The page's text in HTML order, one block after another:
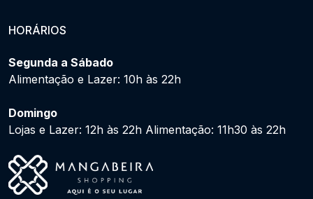
HORÁRIOS
Segunda a Sábado
Alimentação e Lazer: 10h às 22h
Domingo
Lojas e Lazer: 12h às 22h Alimentação: 11h30 às 22h